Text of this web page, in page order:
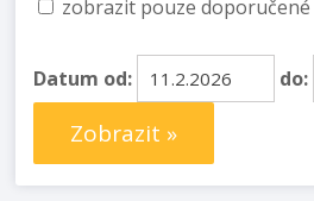
zobrazit pouze doporučené
Datum od: do:
Zobrazit »